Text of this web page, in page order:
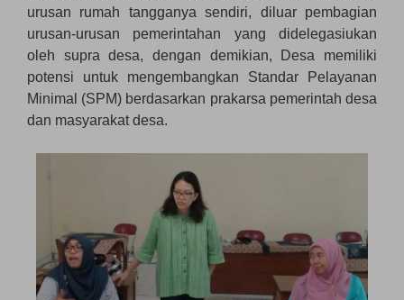
urusan rumah tangganya sendiri, diluar pembagian
urusan-urusan pemerintahan yang didelegasiukan
oleh supra desa, dengan demikian, Desa memiliki
potensi untuk mengembangkan Standar Pelayanan
Minimal (SPM) berdasarkan prakarsa pemerintah desa
dan masyarakat desa.